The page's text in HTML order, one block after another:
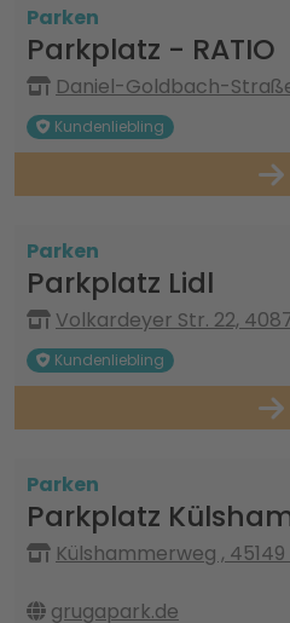
Parken
Parkplatz - RATIO
Daniel-Goldbach-
Kundenliebling
Parken
Parkplatz Lidl
Volkardeyer Str. 22,
Kundenliebling
Parken
Parkplatz
Külshammerweg , 45149
grugapark.de